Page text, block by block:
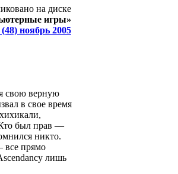
на диске
игры»
ноябрь 2005
свою верную
в свое время
Кто был прав —
никто.
все прямо
лишь